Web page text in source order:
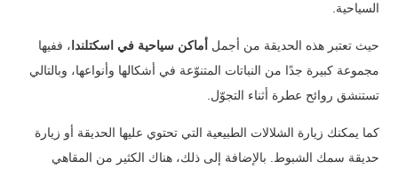
السياحية.
حيث تعتبر هذه الحديقة من أجمل أماكن سياحية في اسكتلندا ، ففيها
مجموعة كبيرة جدًا من النباتات المتنوّعة في أشكالها وأنواعها، وبالتالي
تستنشق روائح عطرة أثناء التجوّل.
كما يمكنك زيارة الشلالات الطبيعية التي تحتوي عليها الحديقة أو زيارة
حديقة سمك الشبوط. بالإضافة إلى ذلك، هناك الكثير من المقاهي